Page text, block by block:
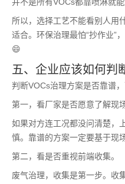
所以，选择工艺不能看别人用
适合。环保治理最怕“抄作业”
😄
五、企业应该如何判
判断VOCs治理方案是否靠谱，
第一，看厂家是否愿意了解现场
如果对方连工况都没问清楚，
慎。靠谱的方案一定要基于现
第二，看是否重视前端收集。
废气治理，收集是第一步。收